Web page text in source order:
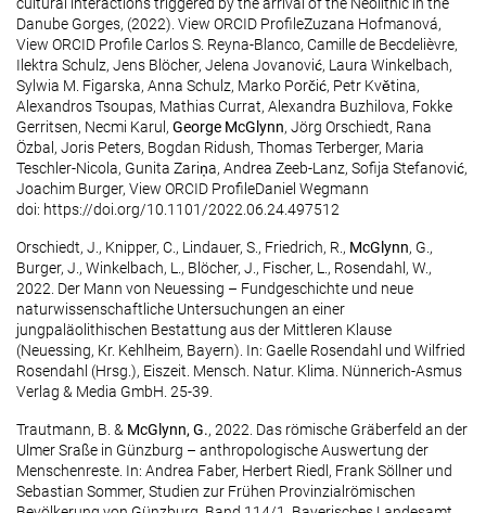
Danube Gorges, (2022). View ORCID ProfileZuzana Hofmanová,
View ORCID Profile Carlos S. Reyna-Blanco, Camille de Becdelièvre,
Ilektra Schulz, Jens Blöcher, Jelena Jovanović, Laura Winkelbach,
Sylwia M. Figarska, Anna Schulz, Marko Porčić, Petr Květina,
Alexandros Tsoupas, Mathias Currat, Alexandra Buzhilova, Fokke
Gerritsen, Necmi Karul, George McGlynn, Jörg Orschiedt, Rana
Özbal, Joris Peters, Bogdan Ridush, Thomas Terberger, Maria
Teschler-Nicola, Gunita Zariņa, Andrea Zeeb-Lanz, Sofija Stefanović,
Joachim Burger, View ORCID ProfileDaniel Wegmann
doi: https://doi.org/10.1101/2022.06.24.497512
Orschiedt, J., Knipper, C., Lindauer, S., Friedrich, R., McGlynn, G.,
Burger, J., Winkelbach, L., Blöcher, J., Fischer, L., Rosendahl, W.,
2022. Der Mann von Neuessing – Fundgeschichte und neue
naturwissenschaftliche Untersuchungen an einer
jungpaläolithischen Bestattung aus der Mittleren Klause
(Neuessing, Kr. Kehlheim, Bayern). In: Gaelle Rosendahl und Wilfried
Rosendahl (Hrsg.), Eiszeit. Mensch. Natur. Klima. Nünnerich-Asmus
Verlag & Media GmbH. 25-39.
Trautmann, B. & McGlynn, G., 2022. Das römische Gräberfeld an der
Ulmer Sraße in Günzburg – anthropologische Auswertung der
Menschenreste. In: Andrea Faber, Herbert Riedl, Frank Söllner und
Sebastian Sommer, Studien zur Frühen Provinzialrömischen